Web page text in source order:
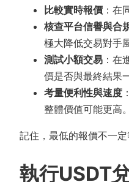
比較實時報價 ：在
核查平台信譽與合
極大降低交易對手
測試小額交易 ：在
價是否與最終結果
考量便利性與速度
整體價值可能更高。
記住，最低的報價不一
執行USDT